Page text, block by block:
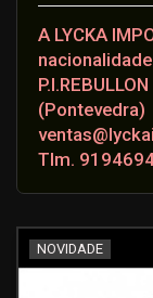
A LYCKA
(Pontevedra)
Tlm.
NOVIDADE